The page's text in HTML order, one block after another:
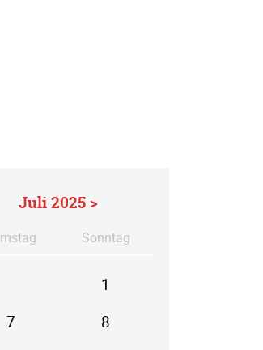
Juli 2025 >
mstag Sonntag
1
7
8